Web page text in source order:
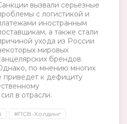
вызвали серьезные
с логистикой и
иностранным
а также стали
ухода из России
мировых
брендов.
по мнению многих
приведет к дефициту
в отрасли.
#ПСВ-Холдинг